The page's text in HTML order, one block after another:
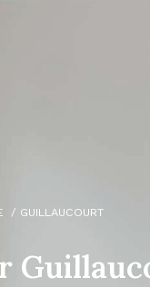
GUILLAUCOURT